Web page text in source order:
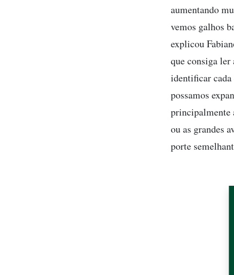
aumentando
vemos galhos
explicou
que consiga ler
identificar cada
possamos
principalmente
ou as grandes
porte